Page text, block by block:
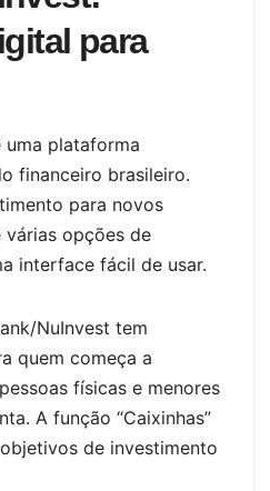
para
uma plataforma
financeiro brasileiro.
para novos
várias opções de
interface fácil de usar.
NuInvest tem
quem começa a
físicas e menores
A função “Caixinhas”
de investimento